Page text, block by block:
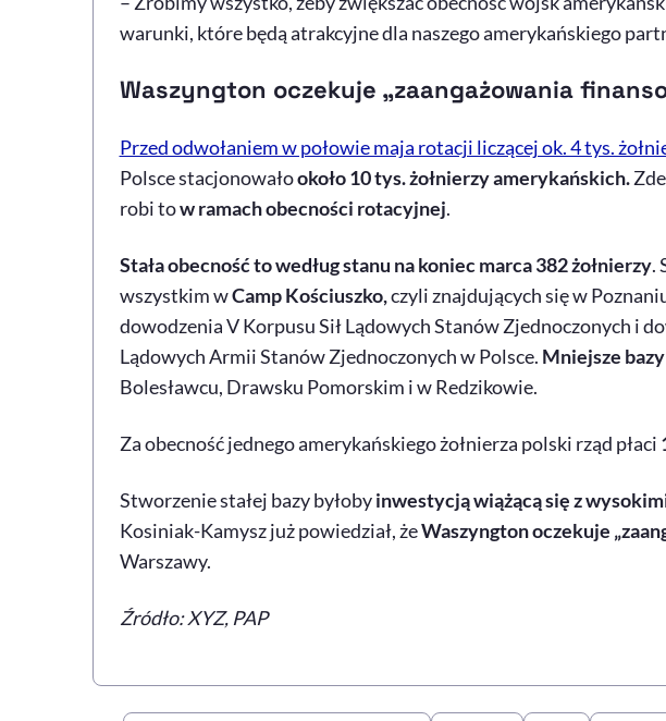
warunki, które będą atrakcyjne dla naszego amerykańskiego
Waszyngton oczekuje „zaangażowania
Przed odwołaniem w połowie maja rotacji liczącej ok. 4 tys.
Polsce stacjonowałookoło 10 tys. żołnierzy amerykańskich.
robi tow ramach obecności rotacyjnej.
Stała obecność to według stanu na koniec marca 382 żołnierzy.
wszystkim wCamp Kościuszko,czyli znajdujących się w
dowodzenia V Korpusu Sił Lądowych Stanów Zjednoczonych i
Lądowych Armii Stanów Zjednoczonych w Polsce. Mniejsze bazy
Bolesławcu, Drawsku Pomorskim i w Redzikowie.
Za obecność jednego amerykańskiego żołnierza polski rząd płaci
Stworzenie stałej bazy byłobyinwestycją wiążącą się z
Kosiniak-Kamysz już powiedział, żeWaszyngton oczekuje
Warszawy.
Źródło: XYZ, PAP